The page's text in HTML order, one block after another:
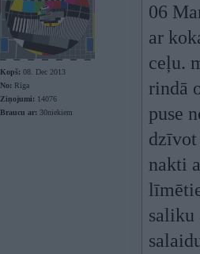
Kopš: 08. Dec 2013
No: Rīga
Ziņojumi: 14076
Braucu ar: 30niekiem
06
ar
ceļu.
rindā
puse
dzīvot
nakti
saliku